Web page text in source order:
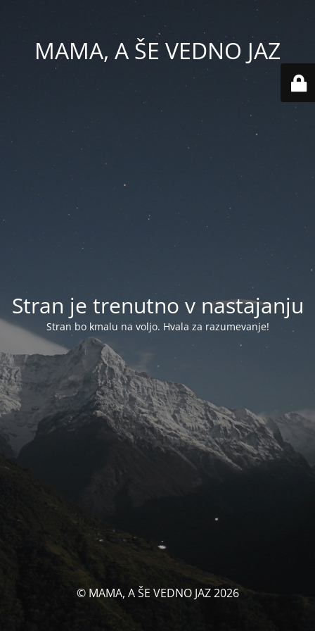
MAMA, A ŠE VEDNO JAZ
Stran je trenutno v nastajanju
Stran bo kmalu na voljo. Hvala za razumevanje!
© MAMA, A ŠE VEDNO JAZ 2026